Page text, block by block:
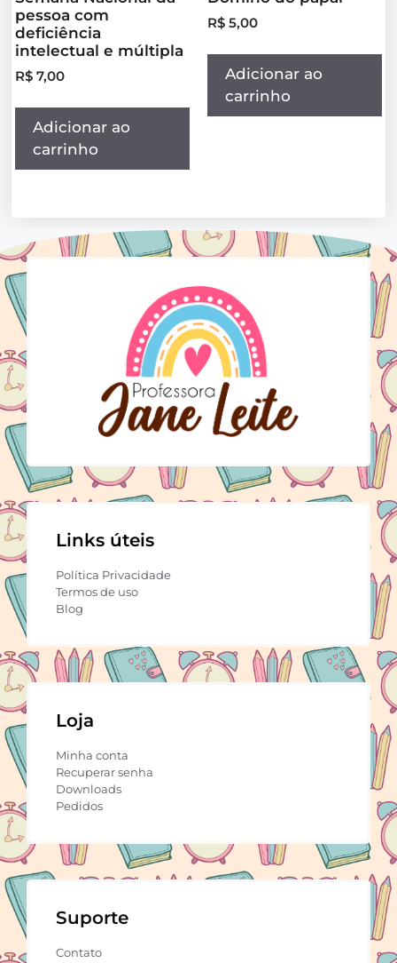
pessoa com
deficiência
intelectual e múltipla
R$ 7,00
Adicionar ao
carrinho
R$ 5,00
Adicionar ao
carrinho
Links úteis
Política Privacidade
Termos de uso
Blog
Loja
Minha conta
Recuperar senha
Downloads
Pedidos
Suporte
Contato